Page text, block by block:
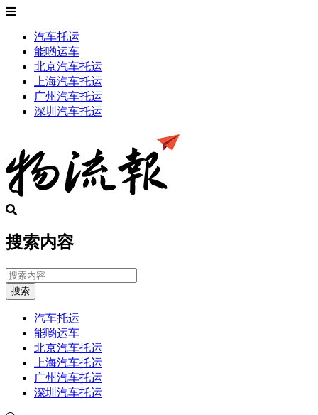
汽车托运
能哟运车
北京汽车托运
上海汽车托运
广州汽车托运
深圳汽车托运
搜索内容
搜索
汽车托运
能哟运车
北京汽车托运
上海汽车托运
广州汽车托运
深圳汽车托运